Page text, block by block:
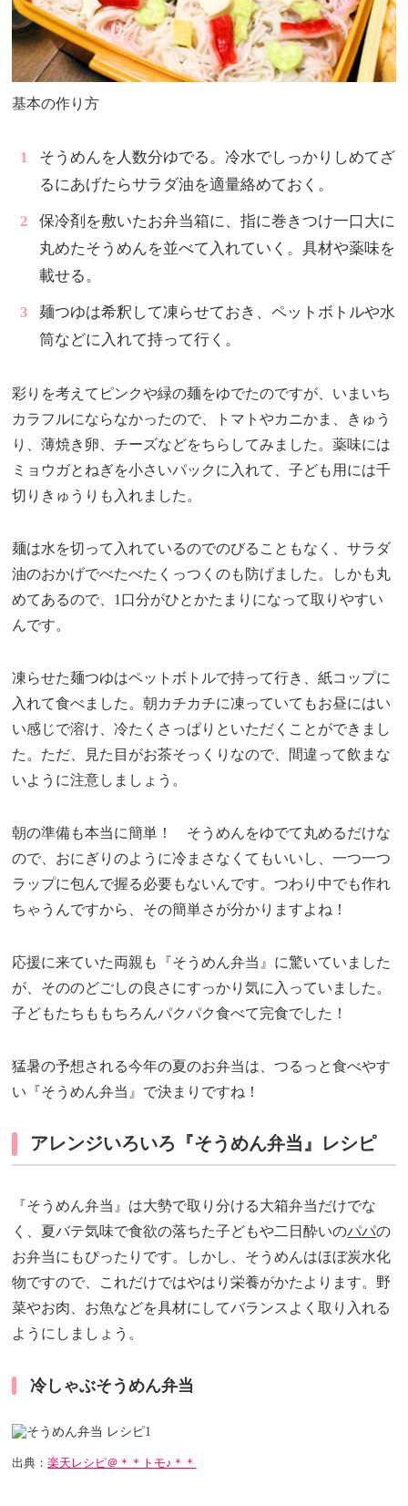
基本の作り方
そうめんを人数分ゆでる。冷水でしっかりしめてざ
るにあげたらサラダ油を適量絡めておく。
保冷剤を敷いたお弁当箱に、指に巻きつけ一口大に
丸めたそうめんを並べて入れていく。具材や薬味を
載せる。
麺つゆは希釈して凍らせておき、ペットボトルや水
筒などに入れて持って行く。
彩りを考えてピンクや緑の麺をゆでたのですが、いまいち
カラフルにならなかったので、トマトやカニかま、きゅう
り、薄焼き卵、チーズなどをちらしてみました。薬味には
ミョウガとねぎを小さいパックに入れて、子ども用には千
切りきゅうりも入れました。
麺は水を切って入れているのでのびることもなく、サラダ
油のおかげでべたべたくっつくのも防げました。しかも丸
めてあるので、1口分がひとかたまりになって取りやすい
んです。
凍らせた麺つゆはペットボトルで持って行き、紙コップに
入れて食べました。朝カチカチに凍っていてもお昼にはい
い感じで溶け、冷たくさっぱりといただくことができまし
た。ただ、見た目がお茶そっくりなので、間違って飲まな
いように注意しましょう。
朝の準備も本当に簡単！ そうめんをゆでて丸めるだけな
ので、おにぎりのように冷まさなくてもいいし、一つ一つ
ラップに包んで握る必要もないんです。つわり中でも作れ
ちゃうんですから、その簡単さが分かりますよね！
応援に来ていた両親も『そうめん弁当』に驚いていました
が、そののどごしの良さにすっかり気に入っていました。
子どもたちももちろんパクパク食べて完食でした！
猛暑の予想される今年の夏のお弁当は、つるっと食べやす
い『そうめん弁当』で決まりですね！
アレンジいろいろ『そうめん弁当』レシピ
『そうめん弁当』は大勢で取り分ける大箱弁当だけでな
く、夏バテ気味で食欲の落ちた子どもや二日酔いのパパの
お弁当にもぴったりです。しかし、そうめんはほぼ炭水化
物ですので、これだけではやはり栄養がかたよります。野
菜やお肉、お魚などを具材にしてバランスよく取り入れる
ようにしましょう。
冷しゃぶそうめん弁当
出典：楽天レシピ＠＊＊トモ♪＊＊